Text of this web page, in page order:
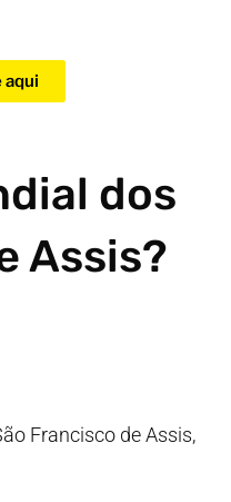
aqui
dos
Assis?
Francisco de Assis,